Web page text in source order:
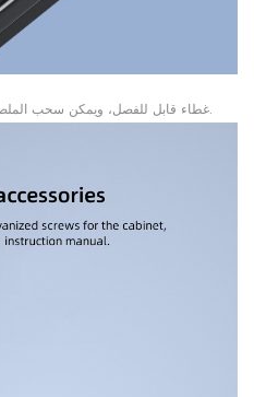
غطاء قابل للفصل، ويمكن سحب الملصقات واستبدالها لتسهيل إدارة الملصقات.